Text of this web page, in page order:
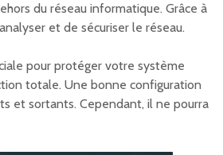
du réseau informatique. Grâce à
et de sécuriser le réseau.
pour protéger votre système
totale. Une bonne configuration
et sortants. Cependant, il ne pourra